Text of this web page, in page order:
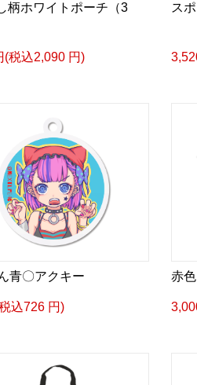
柄ホワイトポーチ（3
(税込2,090 円)
ス
青〇アクキー
込726 円)
赤